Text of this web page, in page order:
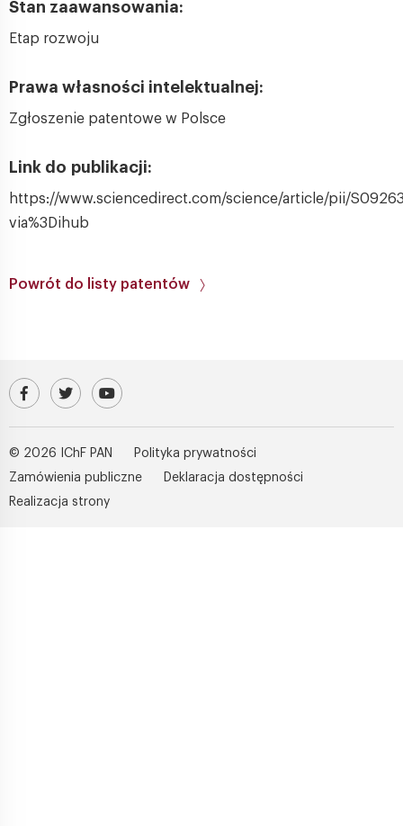
Stan zaawansowania:
Etap rozwoju
Prawa własności intelektualnej:
Zgłoszenie patentowe w Polsce
Link do publikacji:
https://www.sciencedirect.com/science/article/pii/
via%3Dihub
Powrót do listy patentów
Odwiedź nasz profil na Facebooku
Profil IChF PAN na platformie X (Twitter)
Kanał IChF PAN w serwisie YouTube
© 2026 IChF PAN
Polityka prywatności
Zamówienia publiczne
Deklaracja dostępności
Realizacja strony